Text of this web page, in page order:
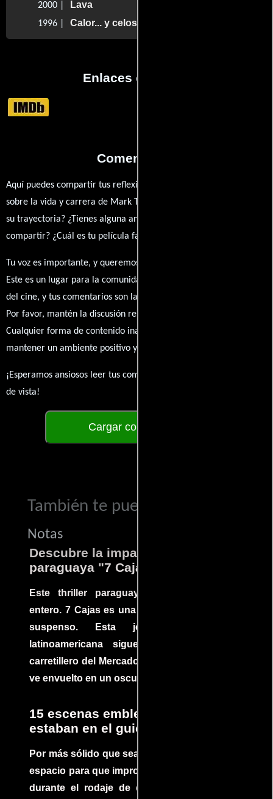
2000 | Lava
1996 | Calor... y celos
Enlaces externos
Comentarios
Aquí puedes compartir tus reflexiones, anécdotas y opiniones
sobre la vida y carrera de Mark Taylor. ¿Qué te ha inspirado de
su trayectoria? ¿Tienes alguna anécdota personal que desees
compartir? ¿Cuál es tu película favorita en la que ha participado?
Tu voz es importante, y queremos escuchar tus pensamientos.
Este es un lugar para la comunidad de admiradores y amantes
del cine, y tus comentarios son la esencia de esta conversación.
Por favor, mantén la discusión respetuosa y constructiva.
Cualquier forma de contenido inapropiado será eliminado para
mantener un ambiente positivo y enriquecedor para todos.
¡Esperamos ansiosos leer tus comentarios y conocer tus puntos
de vista!
Cargar comentarios
También te puede interesar...
Notas
Descubre la impactante película
paraguaya "7 Cajas"
Este thriller paraguayo cautivó al mundo
entero. 7 Cajas es una explosión de acción y
suspenso. Esta joya cinematográfica
latinoamericana sigue la historia de un
carretillero del Mercado 4 de Asunción que se
ve envuelto en un oscuro mundo de crimen
15 escenas emblemáticas que no
estaban en el guion
Por más sólido que sea un guión siempre hay
espacio para que improvisaciones que se dan
durante el rodaje de determinadas escenas